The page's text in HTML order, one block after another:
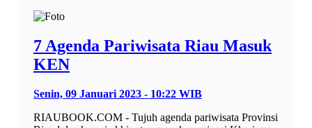
7 Agenda Pariwisata Riau Masuk
KEN
Senin, 09 Januari 2023 - 10:22 WIB
RIAUBOOK.COM - Tujuh agenda pariwisata Provinsi